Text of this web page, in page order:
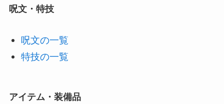
呪文・特技
呪文の一覧
特技の一覧
アイテム・装備品